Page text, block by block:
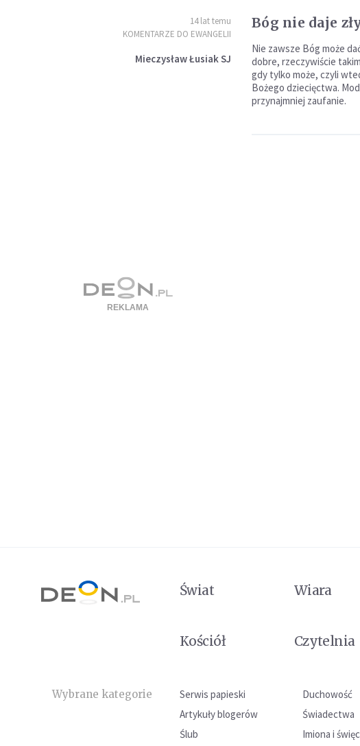
14 lat temu
KOMENTARZE DO EWANGELII
Mieczysław Łusiak SJ
Bóg nie daje
Nie zawsze Bóg może
dobre, rzeczywiście
gdy tylko może, czyli
Bożego dziecięctwa.
przynajmniej zaufanie.
Świat Wiara
Kościół
Czytelnia
Wybrane kategorie Serwis papieski Duchowość
Artykuły blogerów
Świadectwa
Ślub
Imiona i